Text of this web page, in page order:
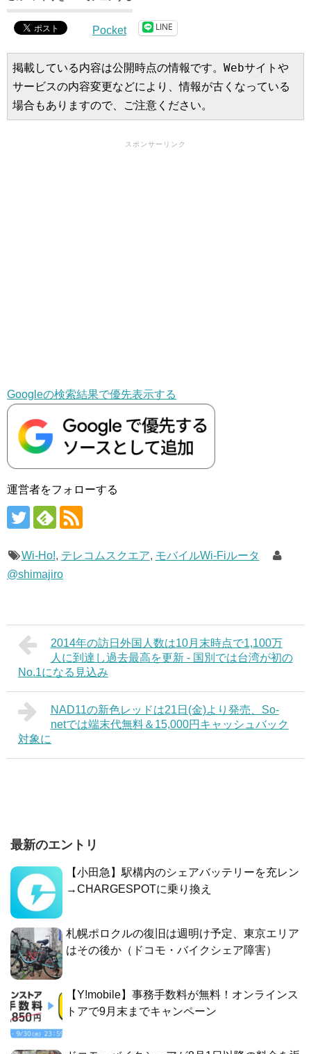
Pocket LINE
掲載している内容は公開時点の情報です。Webサイトや
サービスの内容変更などにより、情報が古くなっている
場合もありますので、ご注意ください。
スポンサーリンク
Googleの検索結果で優先表示する
運営者をフォローする
Wi-Ho!, テレコムスクエア, モバイルWi-Fiルータ
@shimajiro
2014年の訪日外国人数は10月末時点で1,100万
人に到達し過去最高を更新 - 国別では台湾が初の
No.1になる見込み
NAD11の新色レッドは21日(金)より発売、So-
netでは端末代無料＆15,000円キャッシュバック
対象に
最新のエントリ
【小田急】駅構内のシェアバッテリーを充レン
→CHARGESPOTに乗り換え
札幌ポロクルの復旧は週明け予定、東京エリア
はその後か（ドコモ・バイクシェア障害）
【Y!mobile】事務手数料が無料！オンラインス
トアで9月末までキャンペーン